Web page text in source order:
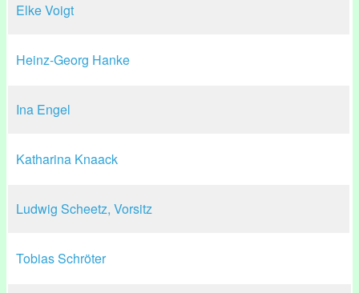
Elke Voigt
Heinz-Georg Hanke
Ina Engel
Katharina Knaack
Ludwig Scheetz, Vorsitz
Tobias Schröter